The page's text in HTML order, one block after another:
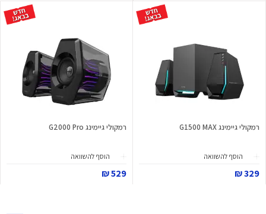
רמקולי גיימינג G1500 MAX
הוסף להשוואה
329 ₪
רמקולי גיימינג G2000 Pro
הוסף להשוואה
529 ₪